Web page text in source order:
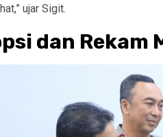
ujar Sigit.
dan Rekam